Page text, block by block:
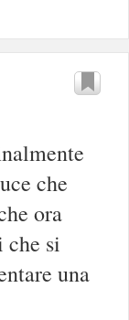
che
ora
che si
una